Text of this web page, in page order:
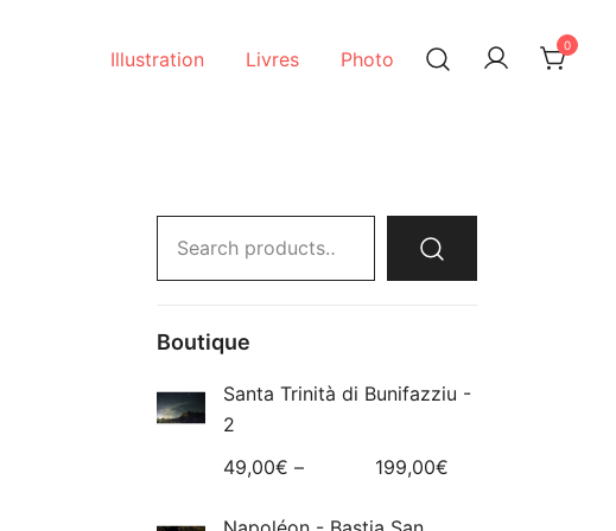
Illustration Livres Photo
0
for:
Boutique
Santa Trinità di Bunifazziu -
2
49,00€ – 199,00€